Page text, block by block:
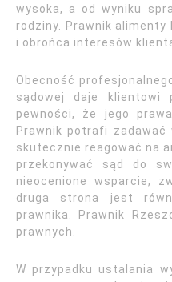
wysoka, a od wyniku
rodziny. Prawnik alimenty
i obrońca interesów
Obecność
sądowej daje klientowi
pewności, że jego
Prawnik potrafi zadawać
skutecznie reagować na
przekonywać sąd do
nieocenione wsparcie,
druga strona jest
prawnika. Prawnik
prawnych.
W przypadku ustalania